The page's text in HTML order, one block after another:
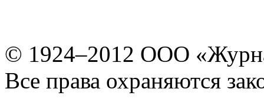
© 1924–2012 ООО
Все права охраняются